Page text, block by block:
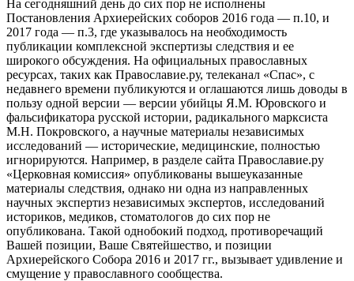
На сегодняшний день до сих пор не исполнены
Постановления Архиерейских соборов 2016 года — п.10, и
2017 года — п.3, где указывалось на необходимость
публикации комплексной экспертизы следствия и ее
широкого обсуждения. На официальных православных
ресурсах, таких как Православие.ру, телеканал «Спас», с
недавнего времени публикуются и оглашаются лишь доводы в
пользу одной версии — версии убийцы Я.М. Юровского и
фальсификатора русской истории, радикального марксиста
М.Н. Покровского, а научные материалы независимых
исследований — исторические, медицинские, полностью
игнорируются. Например, в разделе сайта Православие.ру
«Церковная комиссия» опубликованы вышеуказанные
материалы следствия, однако ни одна из направленных
научных экспертиз независимых экспертов, исследований
историков, медиков, стоматологов до сих пор не
опубликована. Такой однобокий подход, противоречащий
Вашей позиции, Ваше Святейшество, и позиции
Архиерейского Собора 2016 и 2017 гг., вызывает удивление и
смущение у православного сообщества.